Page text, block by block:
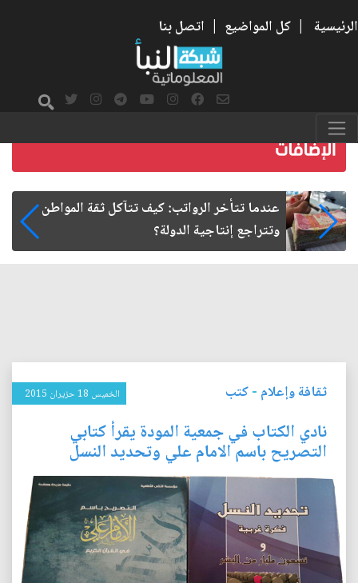
الرئيسية | كل المواضيع | اتصل بنا
صمت الطريق بعد الأربعين
ثقافة وإعلام -كتب الخميس 18 حزيران 2015
نادي الكتاب في جمعية المودة يقرأ كتابي
التصريح باسم الامام علي وتحديد النسل